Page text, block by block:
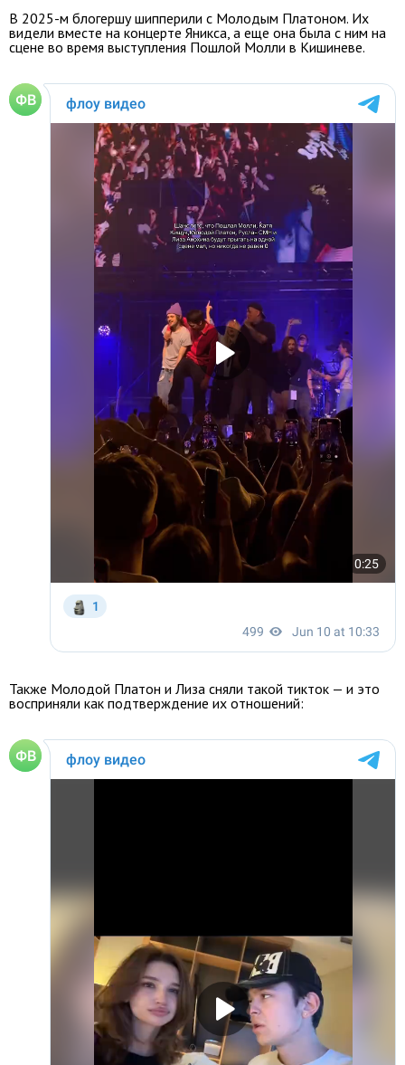
В 2025-м блогершу шипперили с Молодым Платоном. Их
видели вместе на концерте Яникса, а еще она была с ним на
сцене во время выступления Пошлой Молли в Кишиневе.
Также Молодой Платон и Лиза сняли такой тикток — и это
восприняли как подтверждение их отношений: